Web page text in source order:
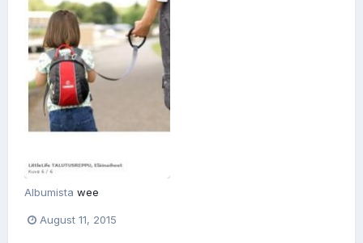
Albumista wee
August 11, 2015